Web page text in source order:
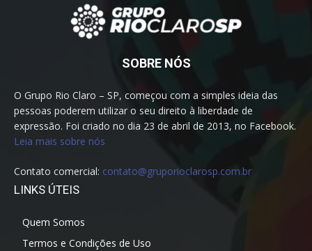
SOBRE NÓS
O Grupo Rio Claro – SP, começou com a simples ideia das
pessoas poderem utilizar o seu direito à liberdade de
expressão. Foi criado no dia 23 de abril de 2013, no Facebook.
Leia mais sobre nós
Contato comercial: contato@gruporioclarosp.com.br
LINKS ÚTEIS
Quem Somos
Termos e Condições de Uso